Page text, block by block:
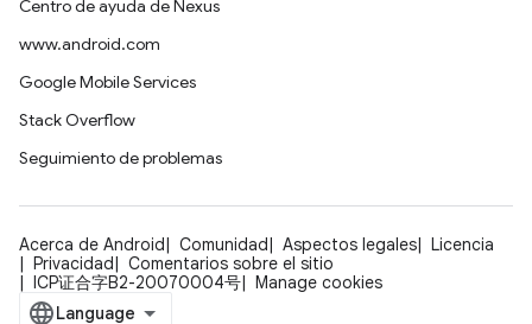
Centro de ayuda de Nexus
www.android.com
Google Mobile Services
Stack Overflow
Seguimiento de problemas
Acerca de Android Comunidad Aspectos legales
Licencia
Privacidad
Comentarios sobre el sitio
ICP证合字B2-20070004号
Manage cookies